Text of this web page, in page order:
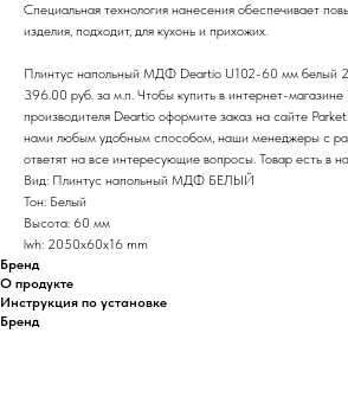
Специальная технология нанесения обеспечивает
изделия, подходит, для кухонь и прихожих.
Плинтус напольный МДФ Deartio U102-60 мм белый
396.00 руб. за м.п. Чтобы купить в интернет-
производителя Deartio оформите заказ на сайте
нами любым удобным способом, наши менеджеры с
ответят на все интересующие вопросы. Товар есть в
Вид: Плинтус напольный МДФ БЕЛЫЙ
Тон: Белый
Высота: 60 мм
lwh: 2050x60x16 mm
Бренд
О продукте
Инструкция по установке
Бренд